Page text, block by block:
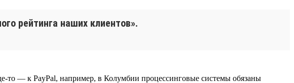
рейтинга наших клиентов».
то — к PayPal, например, в Колумбии процессинговые системы обязаны